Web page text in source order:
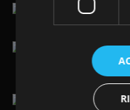
.Via Vittorio
lun-ven